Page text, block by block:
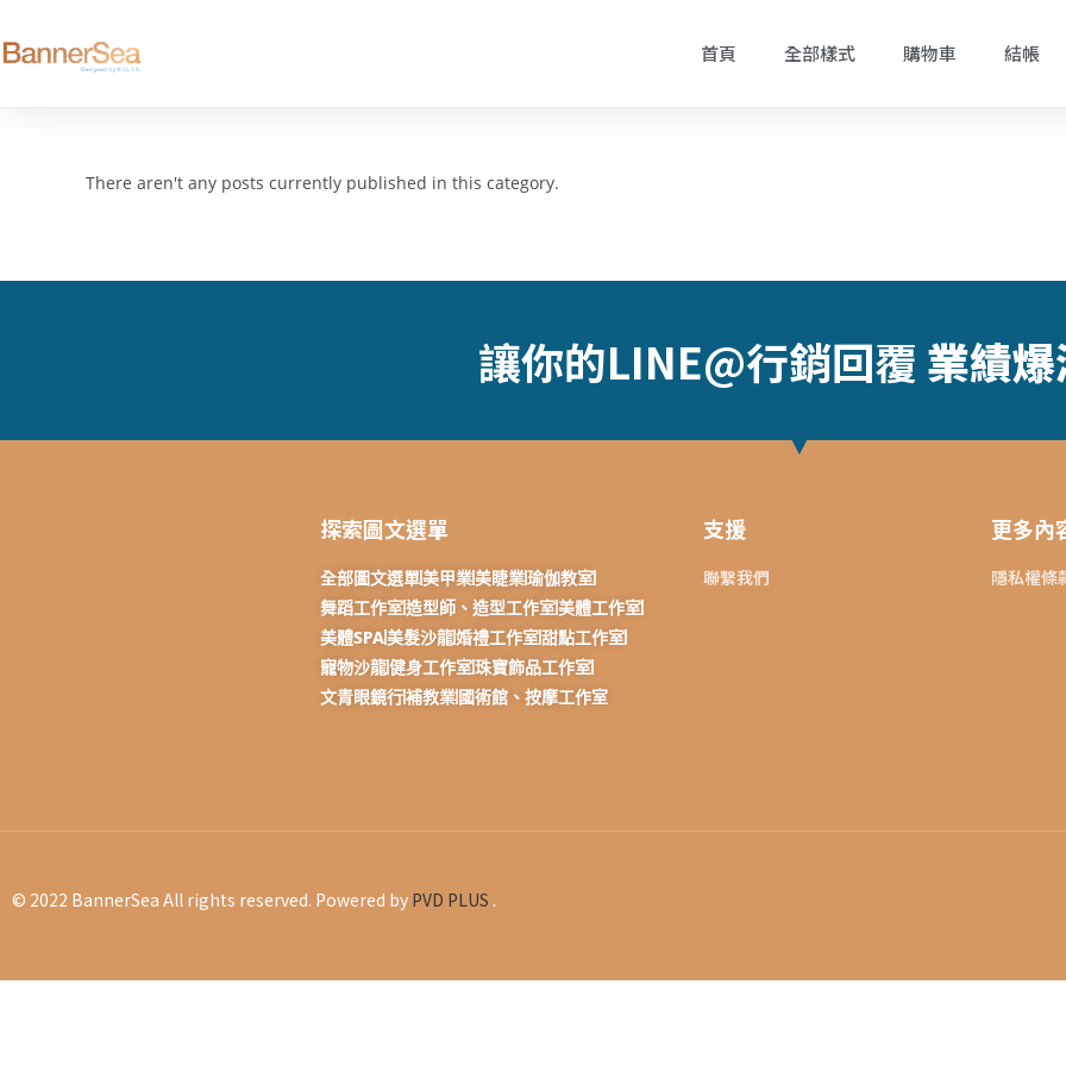
首頁 全部樣式 購物車 結帳
There aren't any posts currently published in this category.
讓你的LINE@行銷回覆 業績爆
探索圖文選單
全部圖文選單美甲業美睫業瑜伽教室
舞蹈工作室造型師、造型工作室美體工作室
美體SPA美髮沙龍婚禮工作室甜點工作室
寵物沙龍健身工作室珠寶飾品工作室
文青眼鏡行補教業國術館、按摩工作室
支援
聯繫我們
更多內
隱私權條
© 2022 BannerSea All rights reserved. Powered by PVD PLUS .